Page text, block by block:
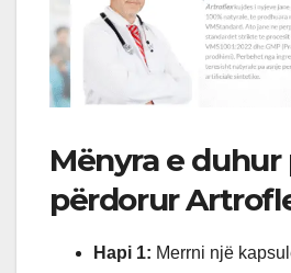
Mënyra e duhur
përdorur
Hapi 1: Merrni një